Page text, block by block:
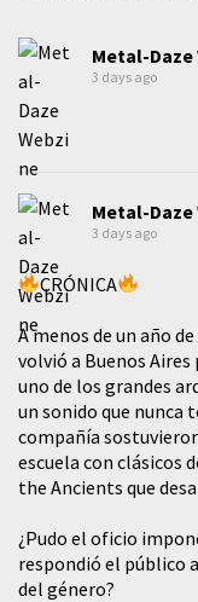
Metal-Daze
3 days ago
Metal-Daze
3 days ago
CRÓNICA
A menos de un año
volvió a Buenos
uno de los grandes
un sonido que nunca
compañía
escuela con clásicos
the Ancients que
¿Pudo el oficio
respondió el público
del género?